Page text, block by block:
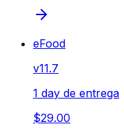
eFood
v11.7
1 day de entrega
$29.00